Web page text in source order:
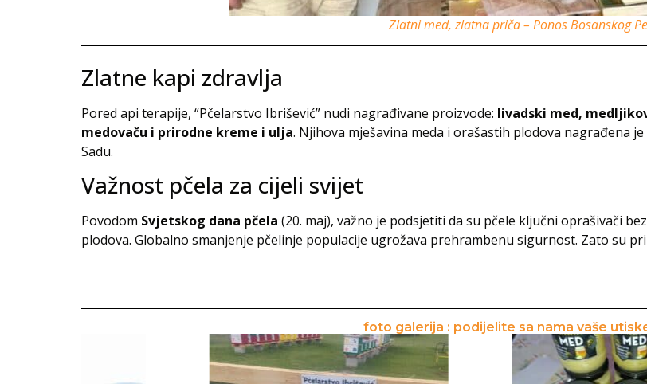
Zlatni med, zlatna priča – Ponos Bosanskog
Zlatne kapi zdravlja
Pored api terapije, “Pčelarstvo Ibrišević” nudi nagrađivane proizvode: livadski med,
medovaču i prirodne kreme i ulja. Njihova mješavina meda i orašastih plodova nagrađena
Sadu.
Važnost pčela za cijeli svijet
Povodom Svjetskog dana pčela (20. maj), važno je podsjetiti da su pčele ključni oprašivači
plodova. Globalno smanjenje pčelinje populacije ugrožava prehrambenu sigurnost. Zato su
foto galerija : podijelite sa nama vaše